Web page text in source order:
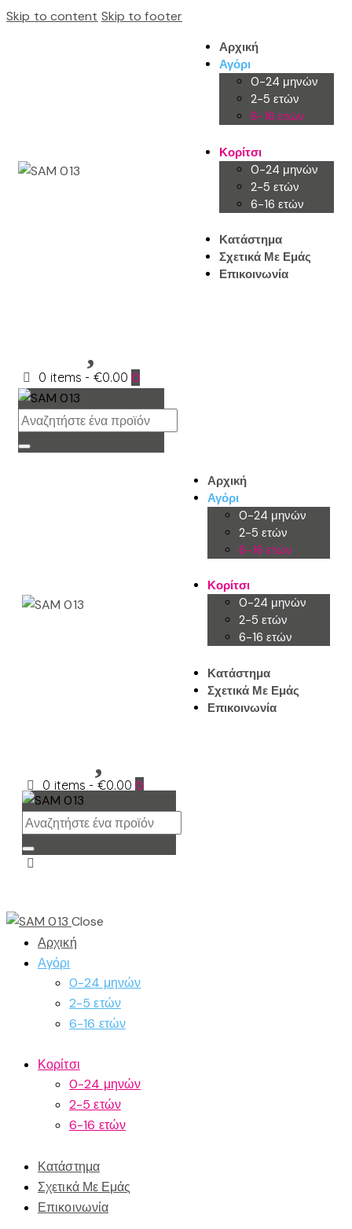
Skip to content Skip to footer
Αρχική
Αγόρι
0-24 μηνών
2-5 ετών
6-16 ετών
Κορίτσι
0-24 μηνών
2-5 ετών
6-16 ετών
Κατάστημα
Σχετικά Με Εμάς
Επικοινωνία
0 items - €0.00 0
Αρχική
Αγόρι
0-24 μηνών
2-5 ετών
6-16 ετών
Κορίτσι
0-24 μηνών
2-5 ετών
6-16 ετών
Κατάστημα
Σχετικά Με Εμάς
Επικοινωνία
0 items - €0.00 0
Close
Αρχική
Αγόρι
0-24 μηνών
2-5 ετών
6-16 ετών
Κορίτσι
0-24 μηνών
2-5 ετών
6-16 ετών
Κατάστημα
Σχετικά Με Εμάς
Επικοινωνία